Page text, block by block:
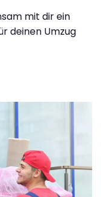
mit dir ein
deinen Umzug